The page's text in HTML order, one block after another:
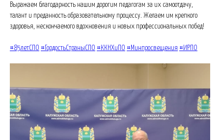
Выражаем благодарность нашим дорогим педагогам за их самоотдачу,
талант и преданность образовательному процессу. Желаем им крепкого
здоровья, нескончаемого вдохновения и новых профессиональных побед!
#85летСПО #ГордостьСтраныСПО #ККНХиПО #Минпросвещения #ИРПО